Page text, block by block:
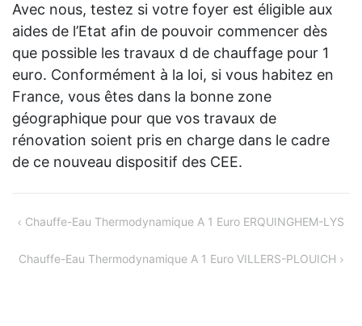
Avec nous, testez si votre foyer est éligible aux
aides de l’Etat afin de pouvoir commencer dès
que possible les travaux d de chauffage pour 1
euro. Conformément à la loi, si vous habitez en
France, vous êtes dans la bonne zone
géographique pour que vos travaux de
rénovation soient pris en charge dans le cadre
de ce nouveau dispositif des CEE.
Navigation
Chauffe-Eau Thermodynamique A 1 Euro ERQUINGHEM-LYS
Chauffe-Eau Thermodynamique A 1 Euro VILLERS-PLOUICH